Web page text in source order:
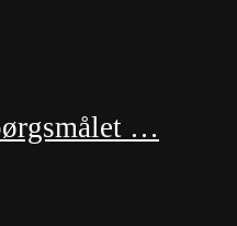
…